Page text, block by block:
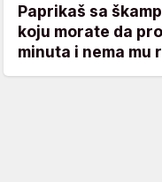
Paprikaš sa
koju morate da
minuta i nema mu